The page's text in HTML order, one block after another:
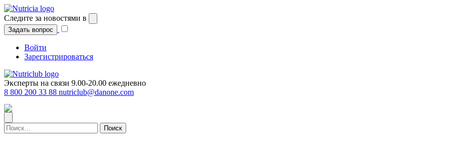
Перейти
к
содержимому
Следите за новостями в
Задать вопрос
Войти
Зарегистрироваться
Эксперты на связи 9.00-20.00 ежедневно
8 800 200 33 88 nutriclub@danone.com
Найти: